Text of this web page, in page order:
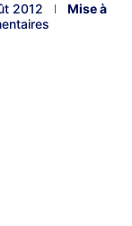
2012
Mise à